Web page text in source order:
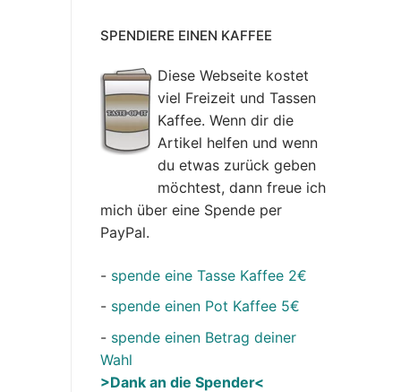
SPENDIERE EINEN KAFFEE
Diese Webseite kostet
viel Freizeit und Tassen
Kaffee. Wenn dir die
Artikel helfen und wenn
du etwas zurück geben
möchtest, dann freue ich
mich über eine Spende per
PayPal.
- spende eine Tasse Kaffee 2€
- spende einen Pot Kaffee 5€
- spende einen Betrag deiner
Wahl
>Dank an die Spender<